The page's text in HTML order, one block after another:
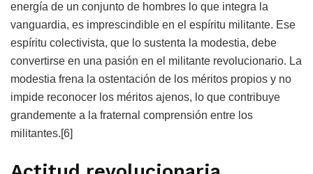
energía de un conjunto de hombres lo que integra la
vanguardia, es imprescindible en el espíritu militante. Ese
espíritu colectivista, que lo sustenta la modestia, debe
convertirse en una pasión en el militante revolucionario. La
modestia frena la ostentación de los méritos propios y no
impide reconocer los méritos ajenos, lo que contribuye
grandemente a la fraternal comprensión entre los
militantes.[6]